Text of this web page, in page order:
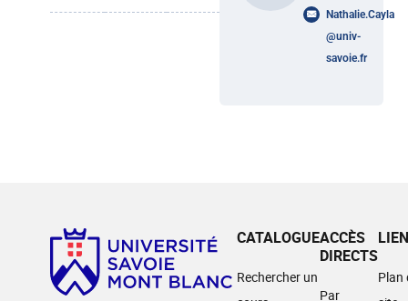
Nathalie.Cayla
@univ-
savoie.fr
CATALOGUE
Rechercher un
ACCÈS
DIRECTS
Par
Plan